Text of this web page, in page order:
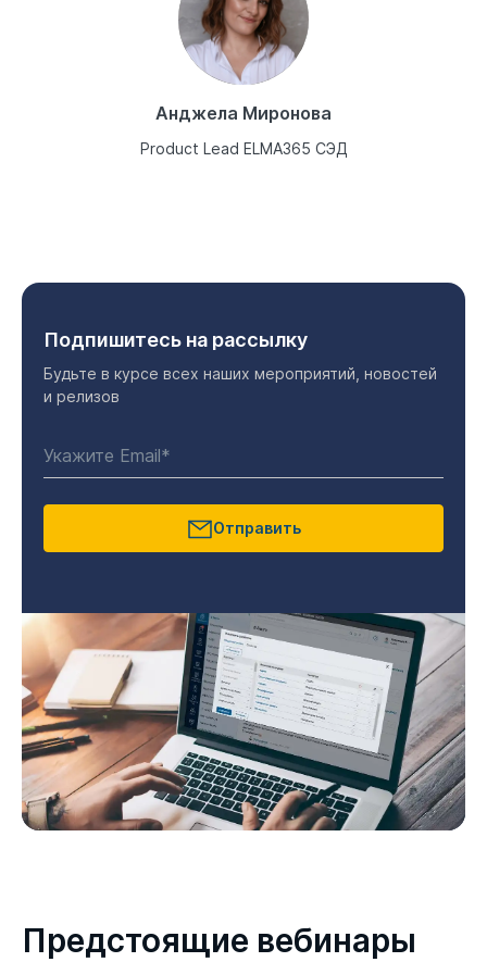
Анджела Миронова
Product Lead ELMA365 СЭД
Подпишитесь на рассылку
Будьте в курсе всех наших мероприятий, новостей
и релизов
Отправить
Предстоящие вебинары